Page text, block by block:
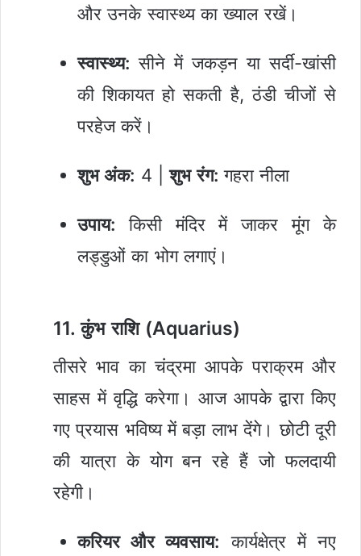
और उनके स्वास्थ्य का ख्याल रखें।
स्वास्थ्य: सीने में जकड़न या सर्दी-खांसी
की शिकायत हो सकती है, ठंडी चीजों से
परहेज करें।
शुभ अंक: 4 |शुभ रंग: गहरा नीला
उपाय: किसी मंदिर में जाकर मूंग के
लड्डुओं का भोग लगाएं।
11. कुंभ राशि (Aquarius)
तीसरे भाव का चंद्रमा आपके पराक्रम और
साहस में वृद्धि करेगा। आज आपके द्वारा किए
गए प्रयास भविष्य में बड़ा लाभ देंगे। छोटी दूरी
की यात्रा के योग बन रहे हैं जो फलदायी
रहेगी।
करियर और व्यवसाय: कार्यक्षेत्र में नए